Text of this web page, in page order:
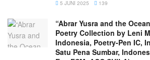
5 JUNI 2025 139
“Abrar Yusra and the
Poetry Collection by Leni
Indonesia, Poetry-Pen IC,
Satu Pena Sumbar,